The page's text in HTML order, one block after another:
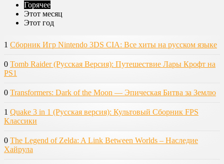
Горячее
Этот месяц
Этот год
1 Сборник Игр Nintendo 3DS CIA: Все хиты на русском языке
0 Tomb Raider (Русская Версия): Путешествие Лары Крофт на
PS1
0 Transformers: Dark of the Moon — Эпическая Битва за Землю
1 Quake 3 in 1 (Русская версия): Культовый Сборник FPS
Классики
0 The Legend of Zelda: A Link Between Worlds – Наследие
Хайрула